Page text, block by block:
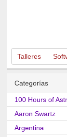
Talleres
Categorías
100 Hours of
Aaron Swartz
Argentina